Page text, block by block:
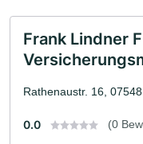
Frank Lindner
Rathenaustr. 16,
0.0 (0